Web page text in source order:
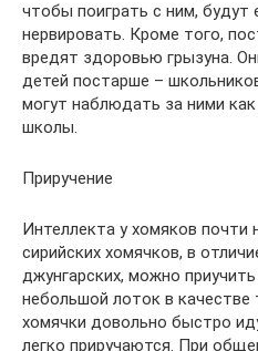
чтобы поиграть с ним, будут
нервировать. Кроме того,
вредят здоровью грызуна.
детей постарше –
могут наблюдать за ними
школы.
Приручение
Интеллекта у хомяков почти
сирийских хомячков, в
джунгарских, можно
небольшой лоток в качестве
хомячки довольно быстро
легко приручаются. При